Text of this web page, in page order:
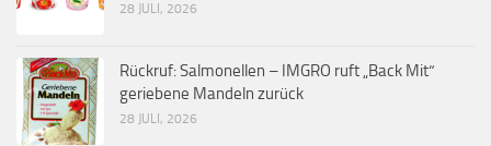
28 JULI, 2026
Rückruf: Salmonellen – IMGRO ruft „Back Mit“
geriebene Mandeln zurück
28 JULI, 2026